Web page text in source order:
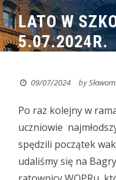
LATO W
5.07.2024R.
09/07/2024 by
Po raz kolejny w
uczniowie
spędzili początek
udaliśmy się na